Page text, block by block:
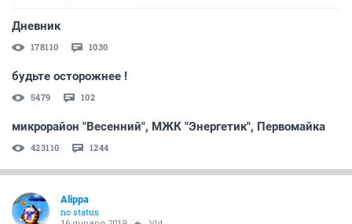
Дневник
178110 1030
будьте осторожнее !
5479 102
микрорайон "Весенний", МЖК "Энергетик", Первомайка
423110 1244
Alippa
no status